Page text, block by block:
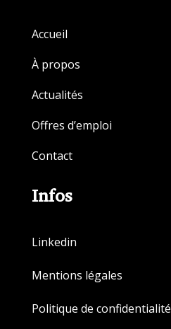
Accueil
À propos
Actualités
Offres d’emploi
Contact
Infos
Linkedin
Mentions légales
Politique de confidentialité